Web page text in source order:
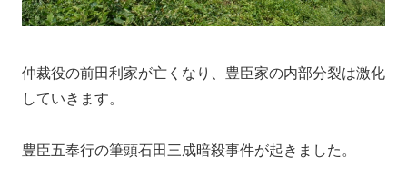
仲裁役の前田利家が亡くなり、豊臣家の内部分裂は激化
していきます。
豊臣五奉行の筆頭石田三成暗殺事件が起きました。